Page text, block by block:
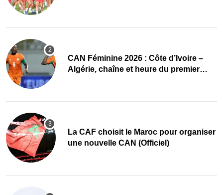
CAN Féminine 2026 : Côte d’Ivoire –
Algérie, chaîne et heure du premier
La CAF choisit le Maroc pour organiser
une nouvelle CAN (Officiel)